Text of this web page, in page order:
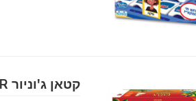
קטאן ג'וניור CATAN JUNIOR